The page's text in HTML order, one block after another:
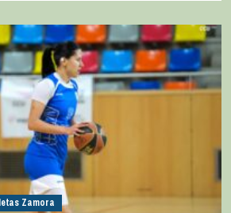
Zamora